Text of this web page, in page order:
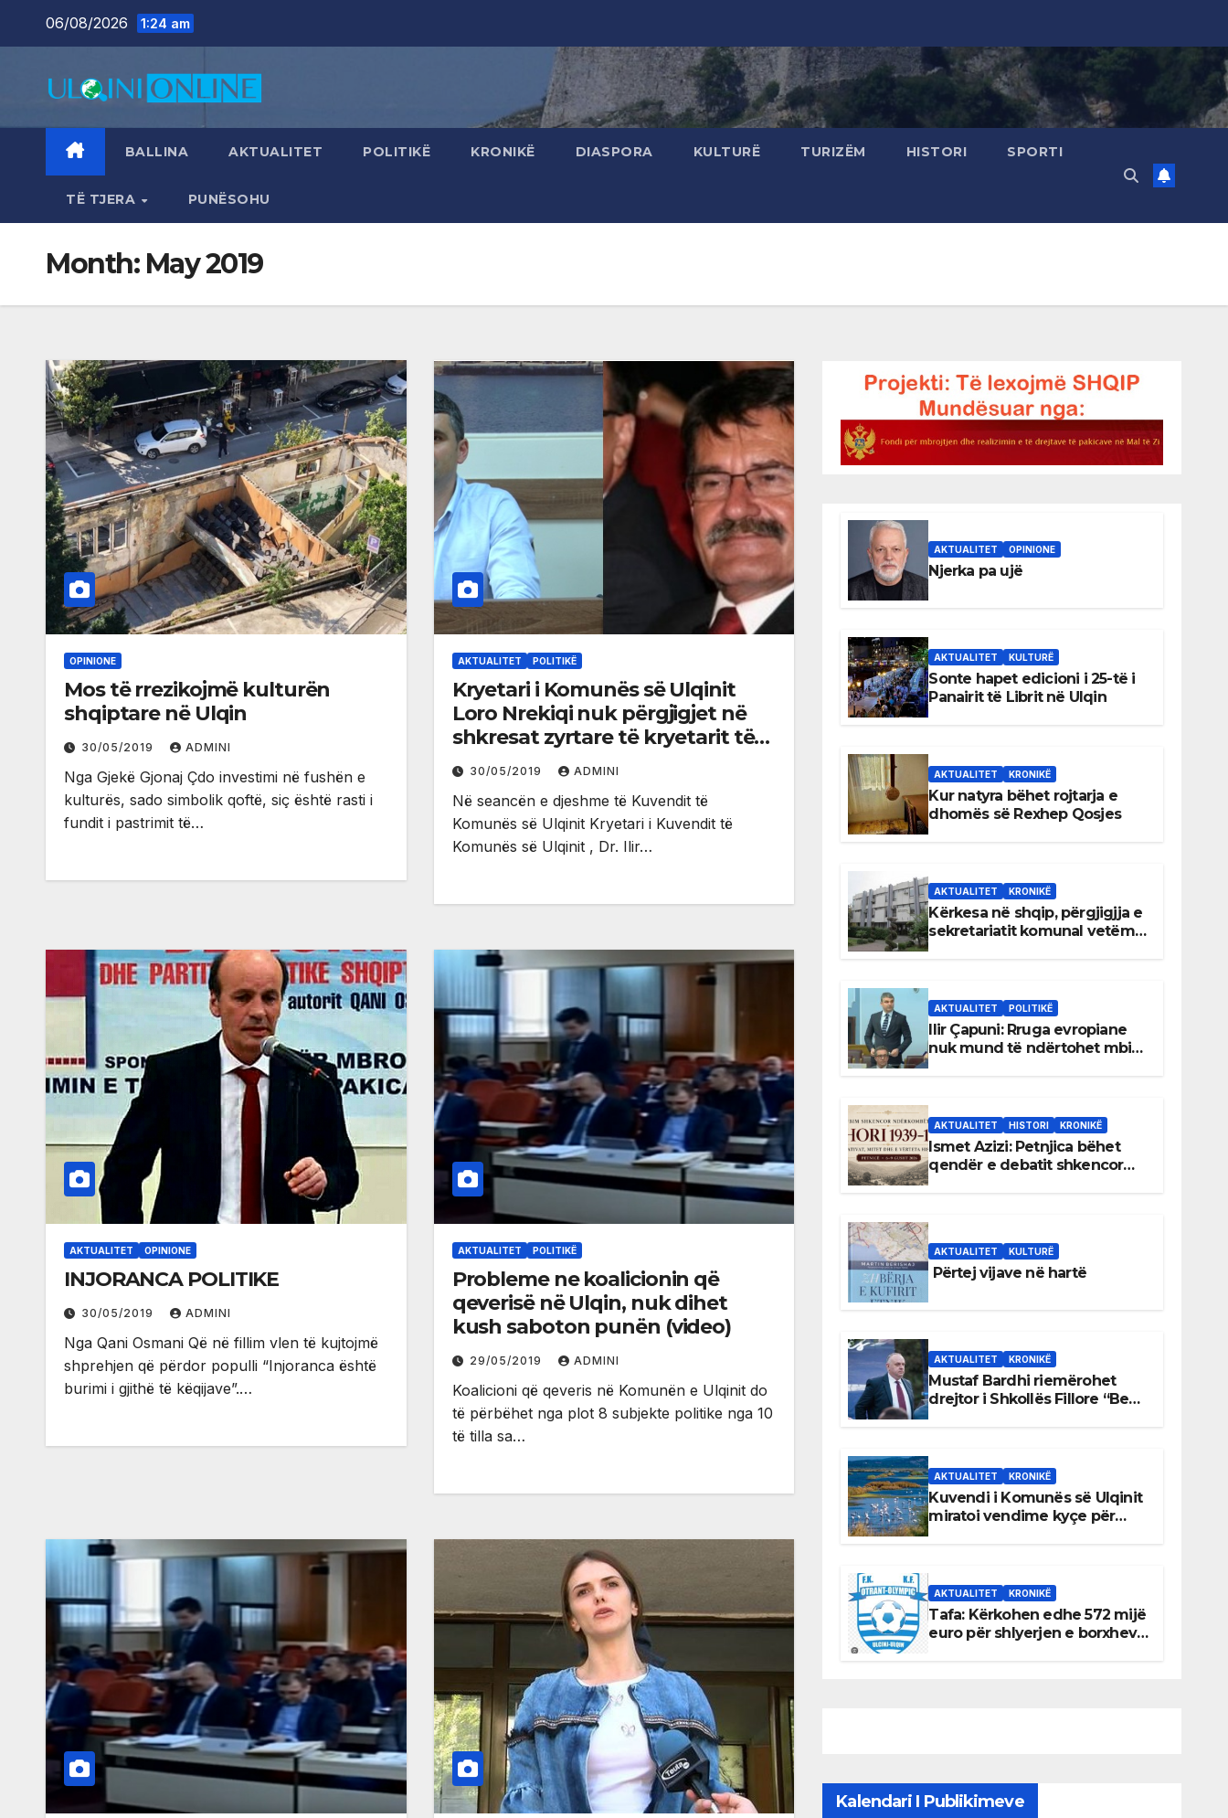
06/08/2026 1:24 am
BALLINA AKTUALITET POLITIKË KRONIKË DIASPORA KULTURË TURIZËM HISTORI SPORTI
TË TJERA PUNËSOHU
Month: May 2019
OPINIONE
Mos të rrezikojmë kulturën
shqiptare në Ulqin
30/05/2019 ADMINI
Nga Gjekë Gjonaj Çdo investimi në fushën e
kulturës, sado simbolik qoftë, siç është rasti i
fundit i pastrimit të…
AKTUALITET POLITIKË
Kryetari i Komunës së Ulqinit
Loro Nrekiqi nuk përgjigjet në
shkresat zyrtare të kryetarit të
kuvendit Ilir Çapunit
30/05/2019 ADMINI
Në seancën e djeshme të Kuvendit të
Komunës së Ulqinit Kryetari i Kuvendit të
Komunës së Ulqinit , Dr. Ilir…
AKTUALITET OPINIONE
INJORANCA POLITIKE
30/05/2019 ADMINI
Nga Qani Osmani Që në fillim vlen të kujtojmë
shprehjen që përdor populli “Injoranca është
burimi i gjithë të këqijave”.…
AKTUALITET POLITIKË
Probleme ne koalicionin që
qeverisë në Ulqin, nuk dihet
kush saboton punën (video)
29/05/2019 ADMINI
Koalicioni që qeveris në Komunën e Ulqinit do
të përbëhet nga plot 8 subjekte politike nga 10
të tilla sa…
AKTUALITET OPINIONE
Njerka pa ujë
AKTUALITET KULTURË
Sonte hapet edicioni i 25-të i
Panairit të Librit në Ulqin
AKTUALITET KRONIKË
Kur natyra bëhet rojtarja e
dhomës së Rexhep Qosjes
AKTUALITET KRONIKË
Kërkesa në shqip, përgjigjja e
sekretariatit komunal vetëm
AKTUALITET POLITIKË
Ilir Çapuni: Rruga evropiane
nuk mund të ndërtohet mbi
AKTUALITET HISTORI KRONIKË
Ismet Azizi: Petnjica bëhet
qendër e debatit shkencor
AKTUALITET KULTURË
Përtej vijave në hartë
AKTUALITET KRONIKË
Mustaf Bardhi riemërohet
drejtor i Shkollës Fillore “Bedri
AKTUALITET KRONIKË
Kuvendi i Komunës së Ulqinit
miratoi vendime kyçe për
AKTUALITET KRONIKË
Tafa: Kërkohen edhe 572 mijë
euro për shlyerjen e borxheve
Kalendari I Publikimeve